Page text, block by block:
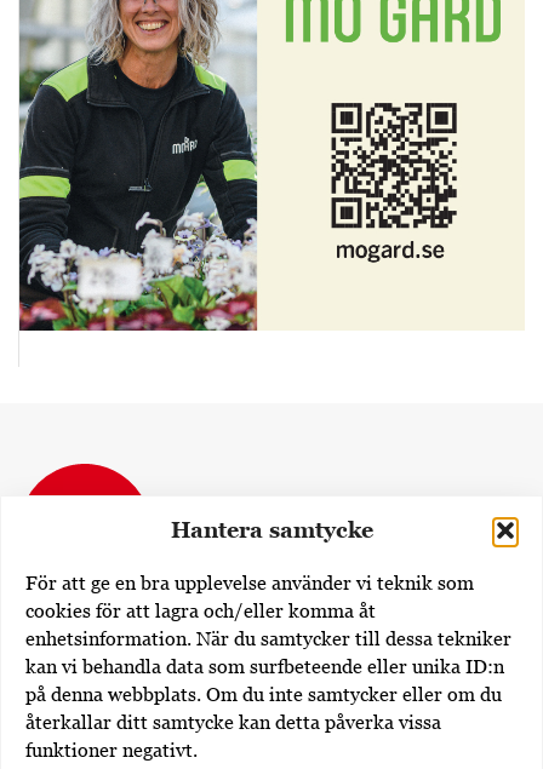
Hantera samtycke
För att ge en bra upplevelse använder vi teknik som
cookies för att lagra och/eller komma åt
enhetsinformation. När du samtycker till dessa tekniker
kan vi behandla data som surfbeteende eller unika ID:n
på denna webbplats. Om du inte samtycker eller om du
återkallar ditt samtycke kan detta påverka vissa
funktioner negativt.
Dövas Tidning
Rissneleden 138
174 57 Sundbyberg